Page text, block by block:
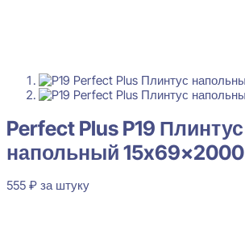
Perfect Plus P19 Плинтус
напольный 15x69x2000
555 ₽ за штуку